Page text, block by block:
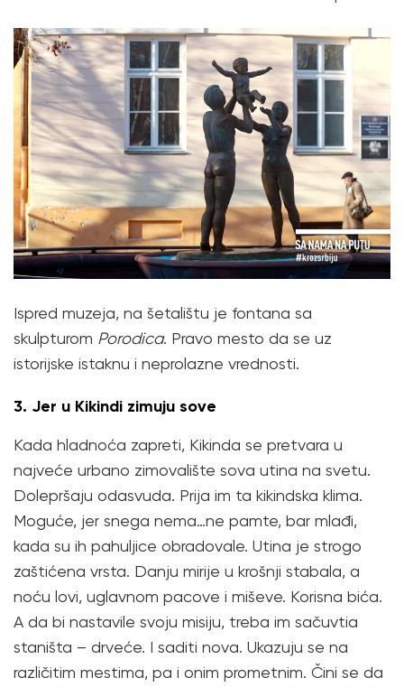
Ispred muzeja, na šetalištu je fontana sa
skulpturom Porodica. Pravo mesto da se uz
istorijske istaknu i neprolazne vrednosti.
3. Jer u Kikindi zimuju sove
Kada hladnoća zapreti, Kikinda se pretvara u
najveće urbano zimovalište sova utina na svetu.
Dolepršaju odasvuda. Prija im ta kikindska klima.
Moguće, jer snega nema…ne pamte, bar mlađi,
kada su ih pahuljice obradovale. Utina je strogo
zaštićena vrsta. Danju mirije u krošnji stabala, a
noću lovi, uglavnom pacove i miševe. Korisna bića.
A da bi nastavile svoju misiju, treba im sačuvtia
staništa – drveće. I saditi nova. Ukazuju se na
različitim mestima, pa i onim prometnim. Čini se da